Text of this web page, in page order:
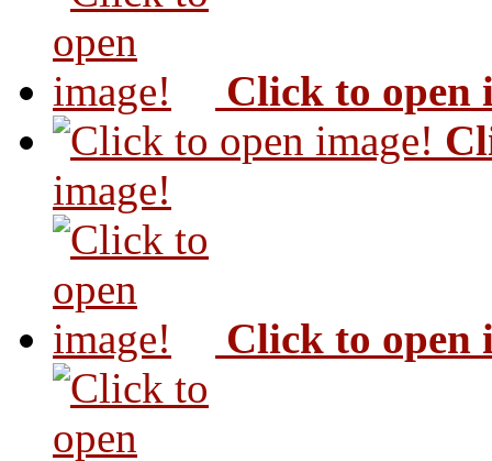
Click to open
image!
Click to open